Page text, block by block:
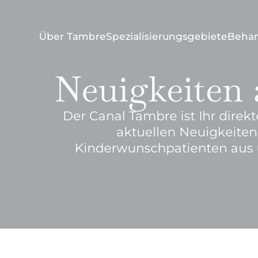
Über TambreSpezialisierungsgebiete
Neuigkeiten
Der Canal Tambre ist Ihr
aktuellen
Kinderwunschpatienten